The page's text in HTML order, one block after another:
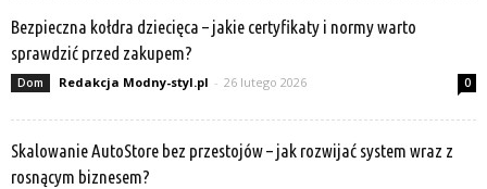
Bezpieczna kołdra dziecięca – jakie certyfikaty i normy warto
sprawdzić przed zakupem?
Dom Redakcja Modny-styl.pl - 26 lutego 2026 0
Skalowanie AutoStore bez przestojów – jak rozwijać system wraz z
rosnącym biznesem?